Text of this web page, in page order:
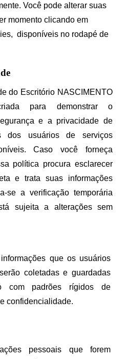
Você pode alterar suas
,  disponíveis no rodapé de
do Escritório NASCIMENTO
para demonstrar o
e a privacidade de
dos usuários de serviços
Caso você forneça
política procura esclarecer
e trata suas informações
se a verificação temporária
sujeita a alterações sem
que os usuários
coletadas e guardadas
com padrões rígidos de
confidencialidade.
pessoais que forem